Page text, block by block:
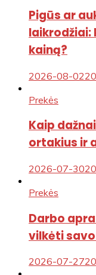
Pigūs ar
laikrodžiai:
kainą?
2026-08-02
Prekės
Kaip
ortakius ir
2026-07-30
Prekės
Darbo
vilkėti
2026-07-27